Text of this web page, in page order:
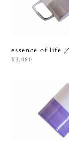
essence of life
¥3,080